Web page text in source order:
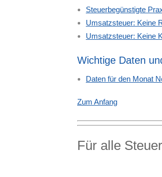
Steuerbegünstigte
Umsatzsteuer: Keine
Umsatzsteuer: Keine
Wichtige Daten
Daten für den Monat
Zum Anfang
Für alle